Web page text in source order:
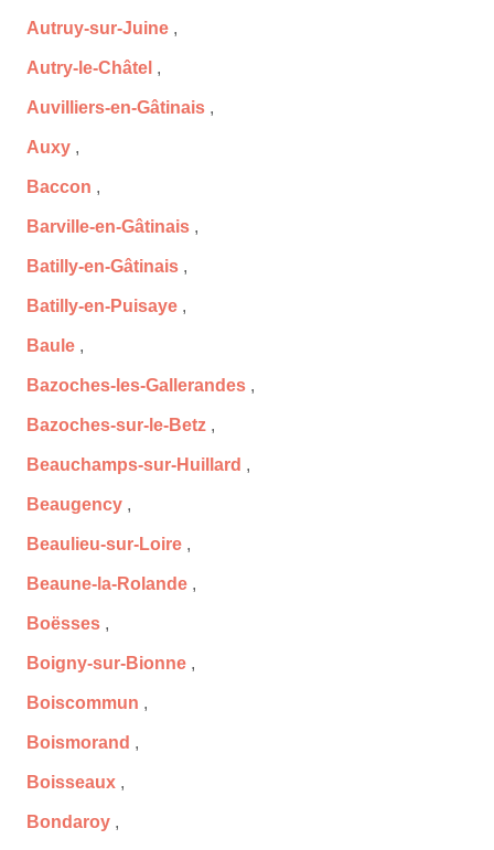
Autruy-sur-Juine ,
Autry-le-Châtel ,
Auvilliers-en-Gâtinais ,
Auxy ,
Baccon ,
Barville-en-Gâtinais ,
Batilly-en-Gâtinais ,
Batilly-en-Puisaye ,
Baule ,
Bazoches-les-Gallerandes ,
Bazoches-sur-le-Betz ,
Beauchamps-sur-Huillard ,
Beaugency ,
Beaulieu-sur-Loire ,
Beaune-la-Rolande ,
Boësses ,
Boigny-sur-Bionne ,
Boiscommun ,
Boismorand ,
Boisseaux ,
Bondaroy ,